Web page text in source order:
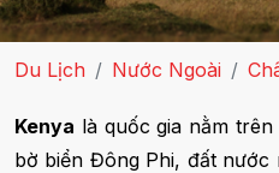
Du Lịch Nước Ngoài
Kenya là quốc gia nằm
bờ biển Đông Phi, đất